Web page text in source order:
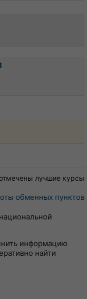
лучшие курсы
обменных пунктов
информацию
найти